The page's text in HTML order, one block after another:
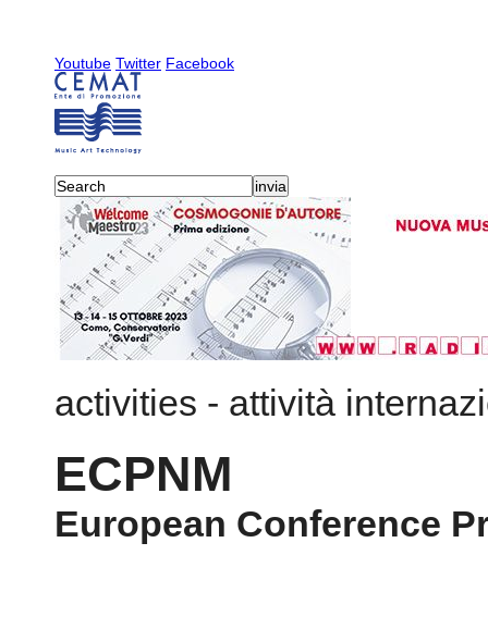
Youtube Twitter Facebook
activities - attività
ECPNM
European Conference